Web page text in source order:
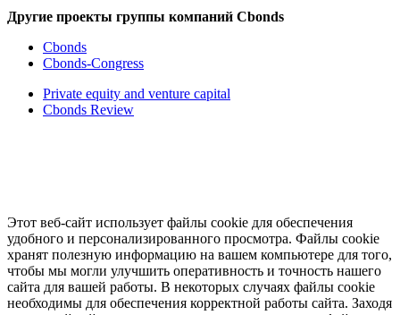
Другие проекты группы компаний Cbonds
Cbonds
Cbonds-Congress
Private equity and venture capital
Cbonds Review
Этот веб-сайт использует файлы cookie для обеспечения
удобного и персонализированного просмотра. Файлы cookie
хранят полезную информацию на вашем компьютере для того,
чтобы мы могли улучшить оперативность и точность нашего
сайта для вашей работы. В некоторых случаях файлы cookie
необходимы для обеспечения корректной работы сайта. Заходя